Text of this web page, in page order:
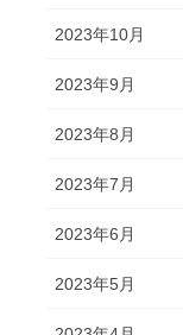
2023年10月
2023年9月
2023年8月
2023年7月
2023年6月
2023年5月